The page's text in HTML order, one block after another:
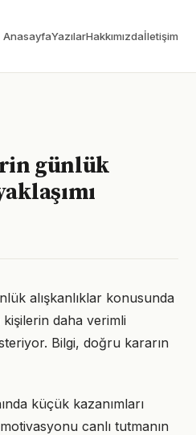
AnasayfaYazılarHakkımızdaİletişim
günlük
alışkanlıklar konusunda
kişilerin daha verimli
Bilgi, doğru kararın
küçük kazanımları
canlı tutmanın